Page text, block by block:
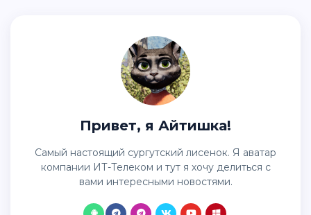
Привет, я Айтишка!
Самый настоящий сургутский лисенок. Я аватар
компании ИТ-Телеком и тут я хочу делиться с
вами интересными новостями.